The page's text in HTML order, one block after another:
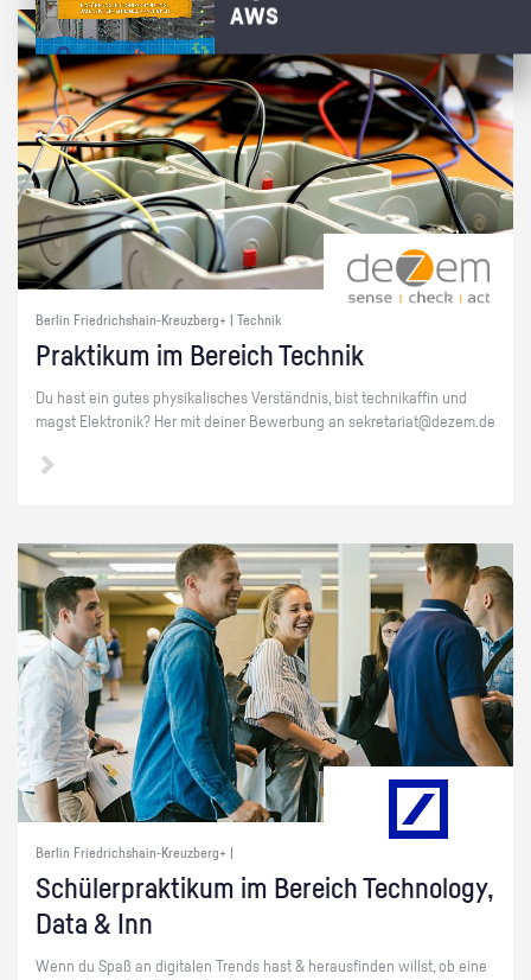
Berlin Friedrichshain-Kreuzberg+ | Technik
Prak­ti­kum im Be­reich Tech­nik
Du hast ein gutes phy­si­ka­li­sches Ver­ständ­nis, bist tech­ni­kaf­fin und
magst Elek­tro­nik? Her mit dei­ner Be­wer­bung an se­kre­ta­ri­at@​dezem.​de
Berlin Friedrichshain-Kreuzberg+ |
Schü­ler­prak­ti­kum im Be­reich Tech­no­lo­gy,
Data & Inn
Wenn du Spaß an di­gi­ta­len Trends hast & her­aus­fin­den willst, ob eine
AWS